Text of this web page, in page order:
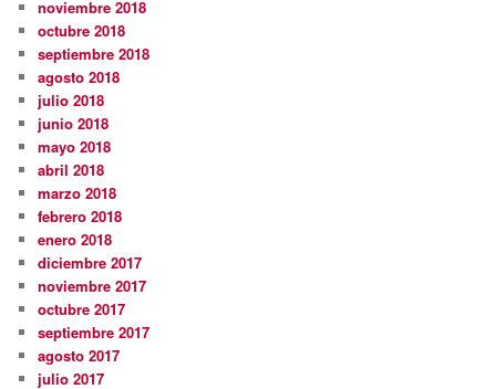
noviembre 2018
octubre 2018
septiembre 2018
agosto 2018
julio 2018
junio 2018
mayo 2018
abril 2018
marzo 2018
febrero 2018
enero 2018
diciembre 2017
noviembre 2017
octubre 2017
septiembre 2017
agosto 2017
julio 2017